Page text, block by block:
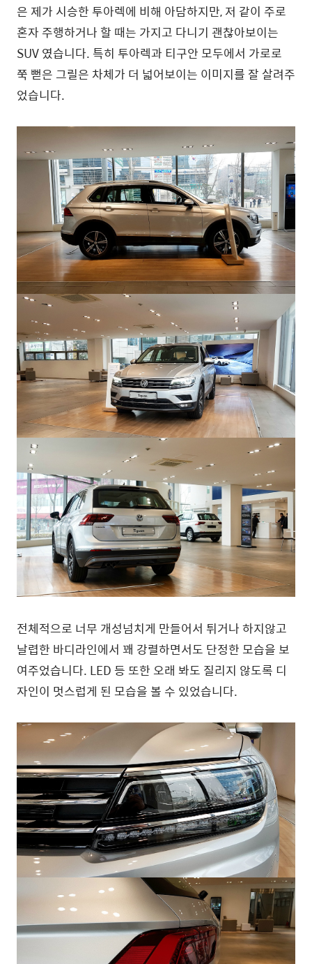
은 제가 시승한 투아렉에 비해 아담하지만, 저 같이 주로
혼자 주행하거나 할 때는 가지고 다니기 괜찮아보이는
SUV 였습니다. 특히 투아렉과 티구안 모두에서 가로로
쭉 뻗은 그릴은 차체가 더 넓어보이는 이미지를 잘 살려주
었습니다.
전체적으로 너무 개성넘치게 만들어서 튀거나 하지않고
날렵한 바디라인에서 꽤 강렬하면서도 단정한 모습을 보
여주었습니다. LED 등 또한 오래 봐도 질리지 않도록 디
자인이 멋스럽게 된 모습을 볼 수 있었습니다.